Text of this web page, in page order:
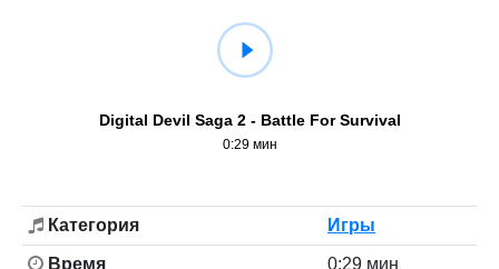
Digital Devil Saga 2 - Battle For Survival
0:29 мин
Категория Игры
Время 0:29 мин